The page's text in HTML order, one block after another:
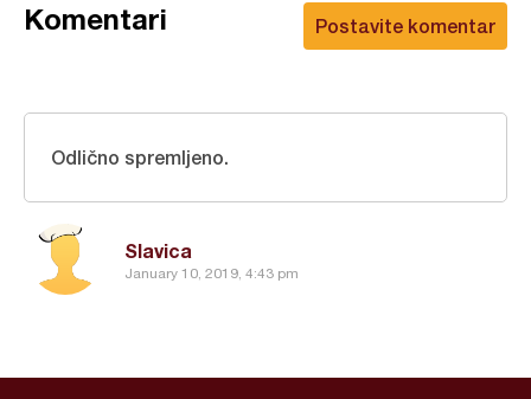
Postavite komentar
Komentari
Slavica
January 10, 2019, 4:43 pm
Odlično spremljeno.